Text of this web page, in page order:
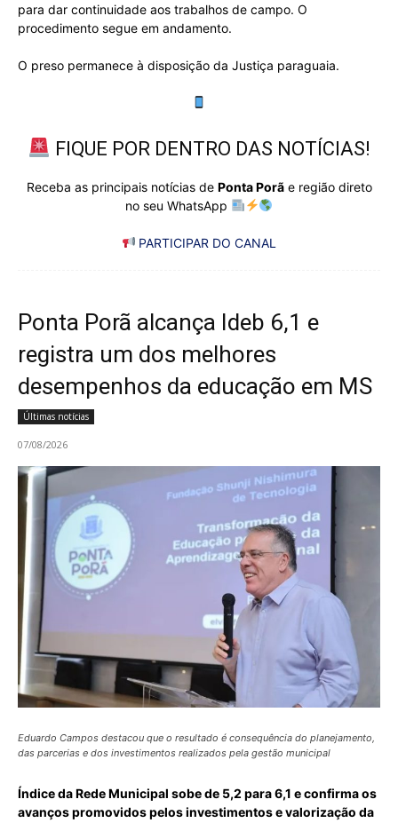
para dar continuidade aos trabalhos de campo. O
procedimento segue em andamento.
O preso permanece à disposição da Justiça paraguaia.
FIQUE POR DENTRO DAS NOTÍCIAS!
Receba as principais notícias de Ponta Porãe região direto
no seu WhatsApp
PARTICIPAR DO CANAL
Ponta Porã alcança Ideb 6,1 e
registra um dos melhores
desempenhos da educação em MS
Últimas notícias
07/08/2026
Eduardo Campos destacou que o resultado é consequência do planejamento,
das parcerias e dos investimentos realizados pela gestão municipal
Índice da Rede Municipal sobe de 5,2 para 6,1 e confirma os
avanços promovidos pelos investimentos e valorização da